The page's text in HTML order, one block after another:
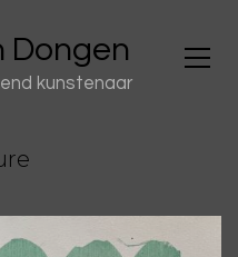
Dongen
kunstenaar